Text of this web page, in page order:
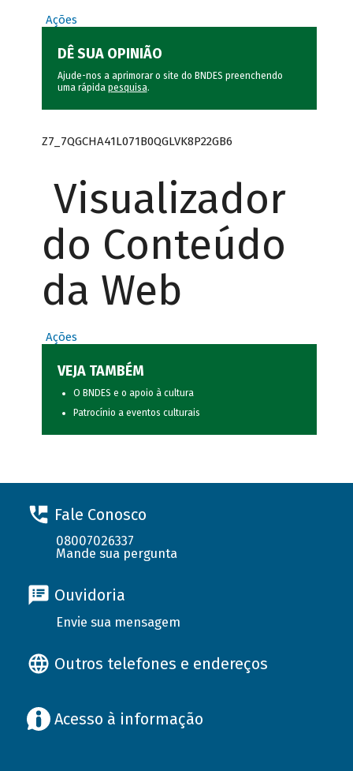
Ações
DÊ SUA OPINIÃO
Ajude-nos a aprimorar o site do BNDES preenchendo
uma rápida pesquisa.
Z7_7QGCHA41L071B0QGLVK8P22GB6
Visualizador
do Conteúdo
da Web
Ações
VEJA TAMBÉM
O BNDES e o apoio à cultura
Patrocínio a eventos culturais
Fale Conosco
08007026337
Mande sua pergunta
Ouvidoria
Envie sua mensagem
Outros telefones e endereços
Acesso à informação